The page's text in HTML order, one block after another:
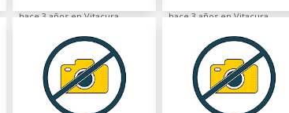
hace 3 años en Vitacura hace 3 años en Vitacura